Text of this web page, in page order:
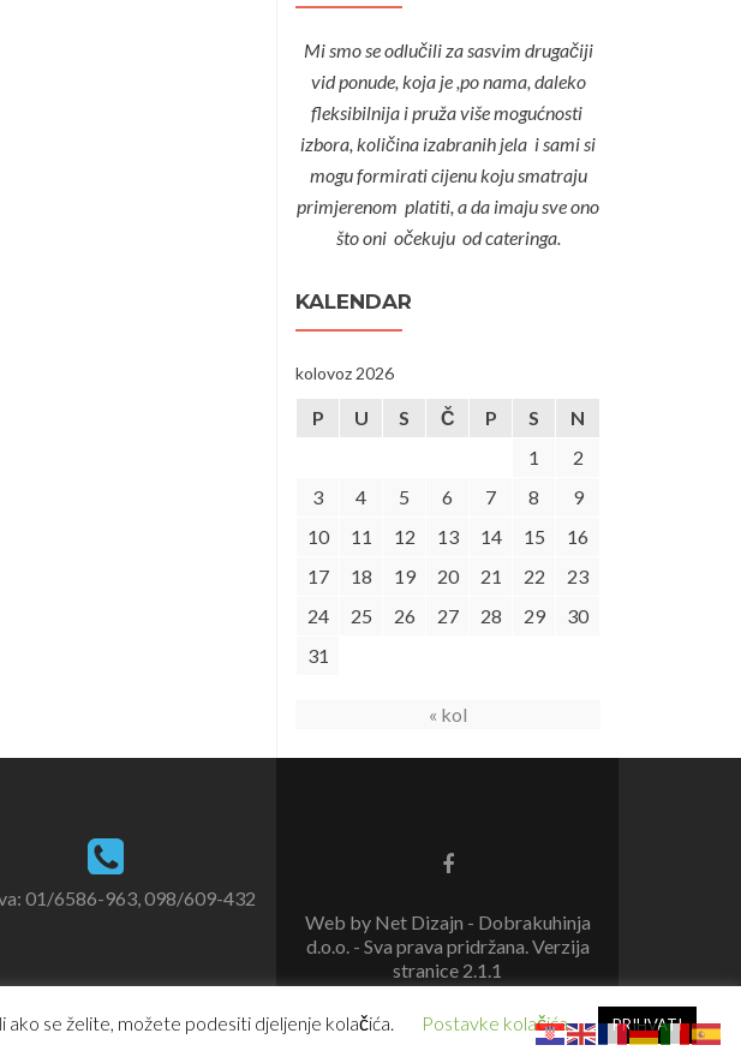
Mi smo se odlučili za sasvim drugačiji
vid ponude, koja je ,po nama, daleko
fleksibilnija i pruža više mogućnosti
izbora, količina izabranih jela i sami si
mogu formirati cijenu koju smatraju
primjerenom platiti, a da imaju sve ono
što oni očekuju od cateringa.
KALENDAR
kolovoz 2026
P U S Č P S
N
1
2
3
4 5 6 7 8
9
10
11 12 13 14 15
16
17
18 19 20 21 22
23
24
25 26 27 28 29
30
31
« kol
01/6586-963, 098/609-432
Web by Net Dizajn - Dobrakuhinja
d.o.o. - Sva prava pridržana. Verzija
stranice 2.1.1
se želite, možete podesiti djeljenje kolačića. Postavke kolačića PRIHVATI